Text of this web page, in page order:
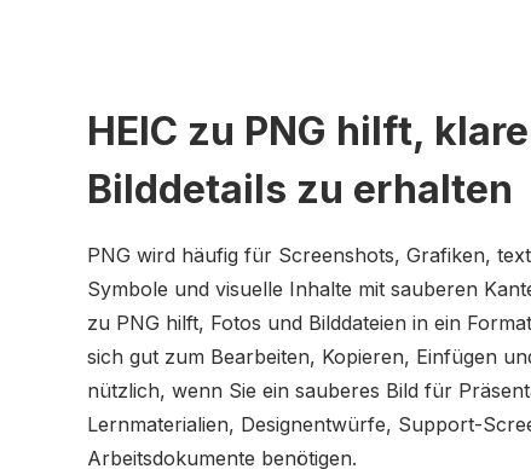
HEIC zu PNG hilft, klare
Bilddetails zu erhalten
PNG wird häufig für Screenshots, Grafiken,
Symbole und visuelle Inhalte mit sauberen
zu PNG hilft, Fotos und Bilddateien in ein
sich gut zum Bearbeiten, Kopieren, Einfügen
nützlich, wenn Sie ein sauberes Bild für
Lernmaterialien, Designentwürfe, Support-
Arbeitsdokumente benötigen.